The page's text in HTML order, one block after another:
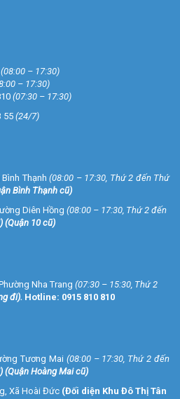
(08:00 – 17:30)
– 17:30)
(07:30 – 17:30)
55 (24/7)
Thạnh (08:00 – 17:30, Thứ 2 đến Thứ
Bình Thạnh cũ)
Diên Hồng (08:00 – 17:30, Thứ 2 đến
) (Quận 10 cũ)
Nha Trang (07:30 – 15:30, Thứ 2
đi). Hotline: 0915 810 810
Tương Mai (08:00 – 17:30, Thứ 2 đến
) (Quận Hoàng Mai cũ)
Xã Hoài Đức (Đối diện Khu Đô Thị Tân